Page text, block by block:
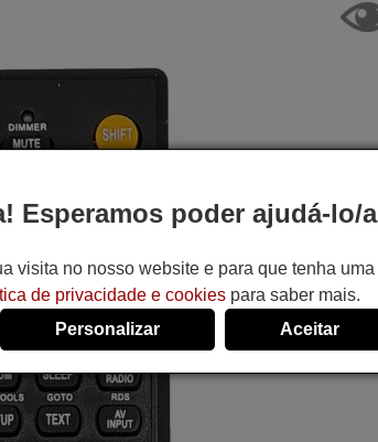
Esperamos poder ajudá-lo/a
visita no nosso website e para que tenha uma
de privacidade e cookies para saber mais.
Personalizar Aceitar